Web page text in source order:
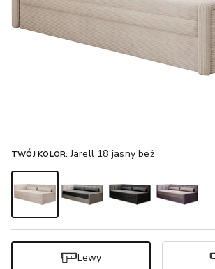
TWÓJ KOLOR: Jarell 18 jasny beż
Lewy